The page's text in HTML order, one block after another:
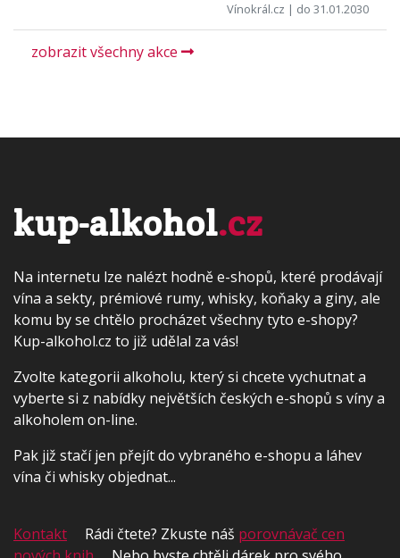
Vínokrál.cz | do 31.01.2030
zobrazit všechny akce
kup-alkohol.cz
Na internetu lze nalézt hodně e-shopů, které prodávají
vína a sekty, prémiové rumy, whisky, koňaky a giny, ale
komu by se chtělo procházet všechny tyto e-shopy?
Kup-alkohol.cz to již udělal za vás!
Zvolte kategorii alkoholu, který si chcete vychutnat a
vyberte si z nabídky největších českých e-shopů s víny a
alkoholem on-line.
Pak již stačí jen přejít do vybraného e-shopu a láhev
vína či whisky objednat...
Kontakt Rádi čtete? Zkuste náš porovnávač cen